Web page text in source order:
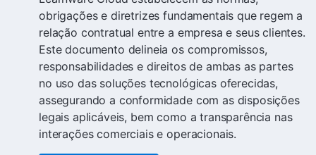
obrigações e diretrizes fundamentais que regem a
relação contratual entre a empresa e seus clientes.
Este documento delineia os compromissos,
responsabilidades e direitos de ambas as partes
no uso das soluções tecnológicas oferecidas,
assegurando a conformidade com as disposições
legais aplicáveis, bem como a transparência nas
interações comerciais e operacionais.